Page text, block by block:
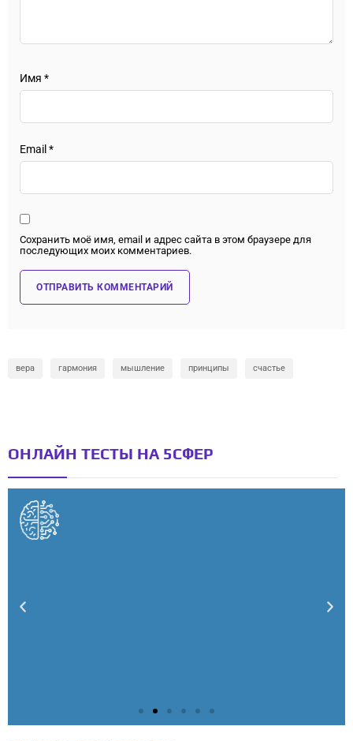
Имя *
Email *
Сохранить моё имя, email и адрес сайта в этом браузере для
последующих моих комментариев.
вера гармония мышление принципы счастье
ОНЛАЙН ТЕСТЫ НА 5СФЕР